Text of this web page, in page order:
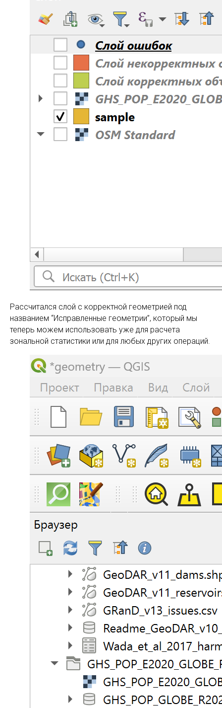
Рассчитался слой с корректной геометрией под
названием “Исправленные геометрии”, который мы
теперь можем использовать уже для расчета
зональной статистики или для любых других операций.